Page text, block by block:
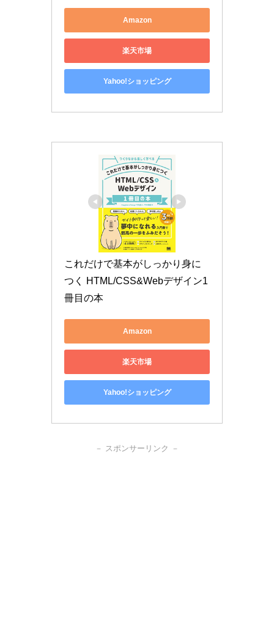
Amazon
楽天市場
Yahoo!ショッピング
これだけで基本がしっかり身に
つく HTML/CSS&Webデザイン1
冊目の本
Amazon
楽天市場
Yahoo!ショッピング
－ スポンサーリンク －